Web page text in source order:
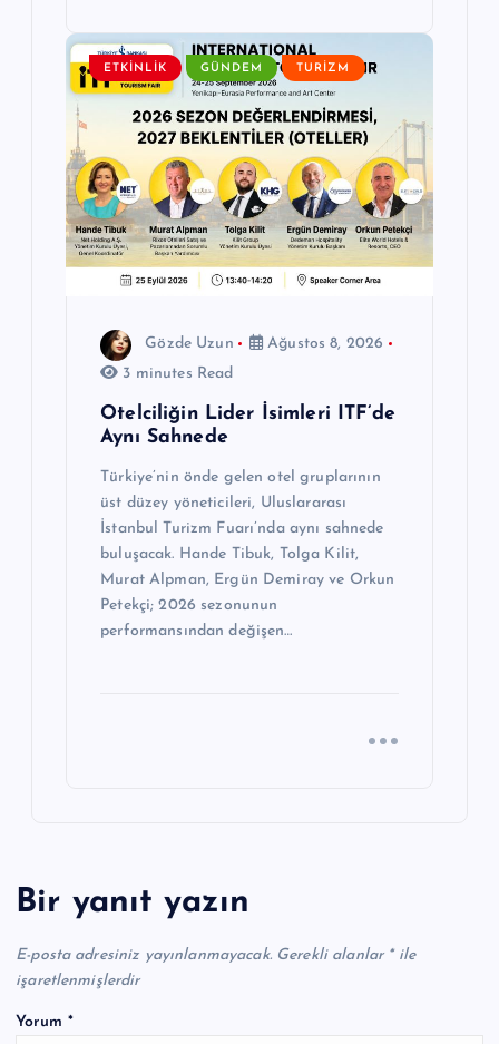
ETKINLIK GÜNDEM TURIZM
Gözde Uzun
Ağustos 8, 2026
3 minutes Read
Otelciliğin Lider İsimleri ITF’de
Aynı Sahnede
Türkiye’nin önde gelen otel gruplarının
üst düzey yöneticileri, Uluslararası
İstanbul Turizm Fuarı’nda aynı sahnede
buluşacak. Hande Tibuk, Tolga Kilit,
Murat Alpman, Ergün Demiray ve Orkun
Petekçi; 2026 sezonunun
performansından değişen…
Bir yanıt yazın
E-posta adresiniz yayınlanmayacak. Gerekli alanlar *ile
işaretlenmişlerdir
Yorum *